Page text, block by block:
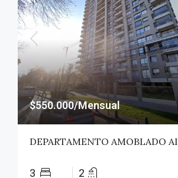
$550.000/Mensual
3 2